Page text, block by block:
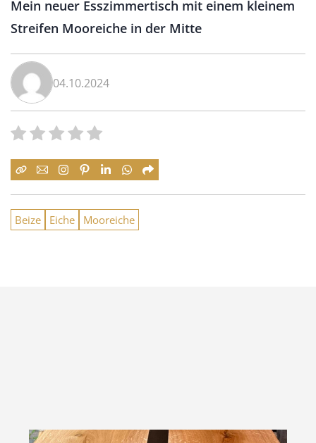
Mein neuer Esszimmertisch mit einem kleinem
Streifen Mooreiche in der Mitte
04.10.2024
Beize Eiche Mooreiche